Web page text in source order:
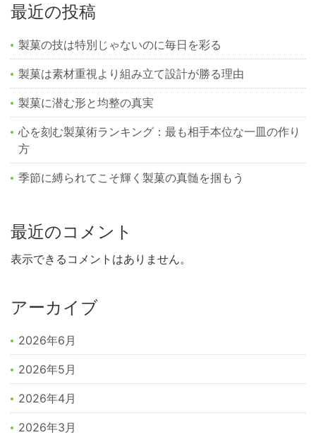
最近の投稿
製菓の技は特別じゃないのに毎日を彩る
製菓は素材重視より組み立て設計が勝る理由
製菓に潜む形と均整の真実
心を刻む製菓術ランキング：最も相手本位な一皿の作り
方
季節に縛られてこそ輝く製菓の真髄を掴もう
最近のコメント
表示できるコメントはありません。
アーカイブ
2026年6月
2026年5月
2026年4月
2026年3月